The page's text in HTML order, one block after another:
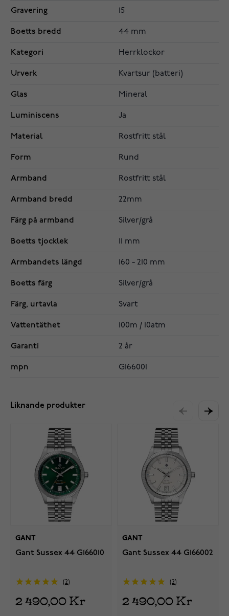
Gravering 15
Boetts bredd 44 mm
Kategori Herrklockor
Urverk Kvartsur (batteri)
Glas Mineral
Luminiscens Ja
Material Rostfritt stål
Form Rund
Armband Rostfritt stål
Armband bredd 22mm
Färg på armband Silver/grå
Boetts tjocklek 11 mm
Armbandets längd 160 - 210 mm
Boetts färg Silver/grå
Färg, urtavla Svart
Vattentäthet 100m / 10atm
Garanti 2 år
mpn G166001
Liknande produkter
GANT
Gant Sussex 44 G166010
2
2 490,00 Kr
GANT
Gant Sussex 44 G166002
2
2 490,00 Kr